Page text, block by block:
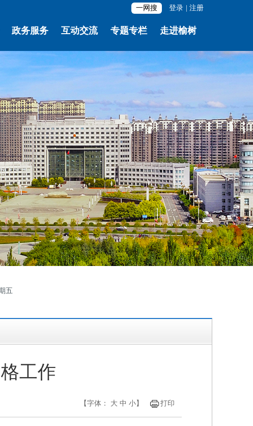
一网搜 登录 注册
政务服务 互动交流 专题专栏 走进榆树
五
工作
【字体： 大 中 小】 打印